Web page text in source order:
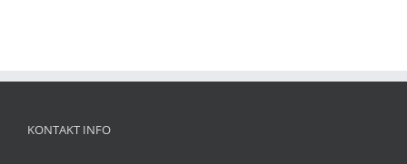
KONTAKT INFO